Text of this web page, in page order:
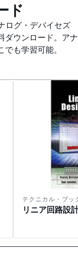
ド
ログ・デバイセズ
ダウンロード。アナ
も学習可能。
リニア回路設
テクニカル・ブ